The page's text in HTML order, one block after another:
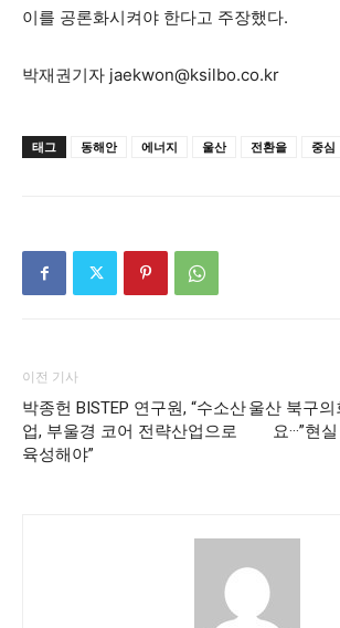
이를 공론화시켜야 한다고 주장했다.
박재권기자 jaekwon@ksilbo.co.kr
태그 동해안 에너지 울산 전환을 중심
이전 기사
박종헌 BISTEP 연구원, “수소산
업, 부울경 코어 전략산업으로
육성해야”
울산 북구의
요···”현